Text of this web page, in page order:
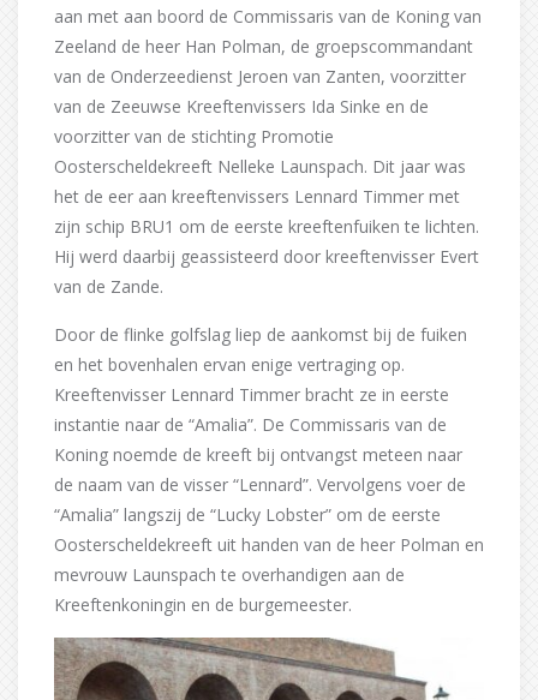
aan met aan boord de Commissaris van de Koning van
Zeeland de heer Han Polman, de groepscommandant
van de Onderzeedienst Jeroen van Zanten, voorzitter
van de Zeeuwse Kreeftenvissers Ida Sinke en de
voorzitter van de stichting Promotie
Oosterscheldekreeft Nelleke Launspach. Dit jaar was
het de eer aan kreeftenvissers Lennard Timmer met
zijn schip BRU1 om de eerste kreeftenfuiken te lichten.
Hij werd daarbij geassisteerd door kreeftenvisser Evert
van de Zande.
Door de flinke golfslag liep de aankomst bij de fuiken
en het bovenhalen ervan enige vertraging op.
Kreeftenvisser Lennard Timmer bracht ze in eerste
instantie naar de “Amalia”. De Commissaris van de
Koning noemde de kreeft bij ontvangst meteen naar
de naam van de visser “Lennard”. Vervolgens voer de
“Amalia” langszij de “Lucky Lobster” om de eerste
Oosterscheldekreeft uit handen van de heer Polman en
mevrouw Launspach te overhandigen aan de
Kreeftenkoningin en de burgemeester.